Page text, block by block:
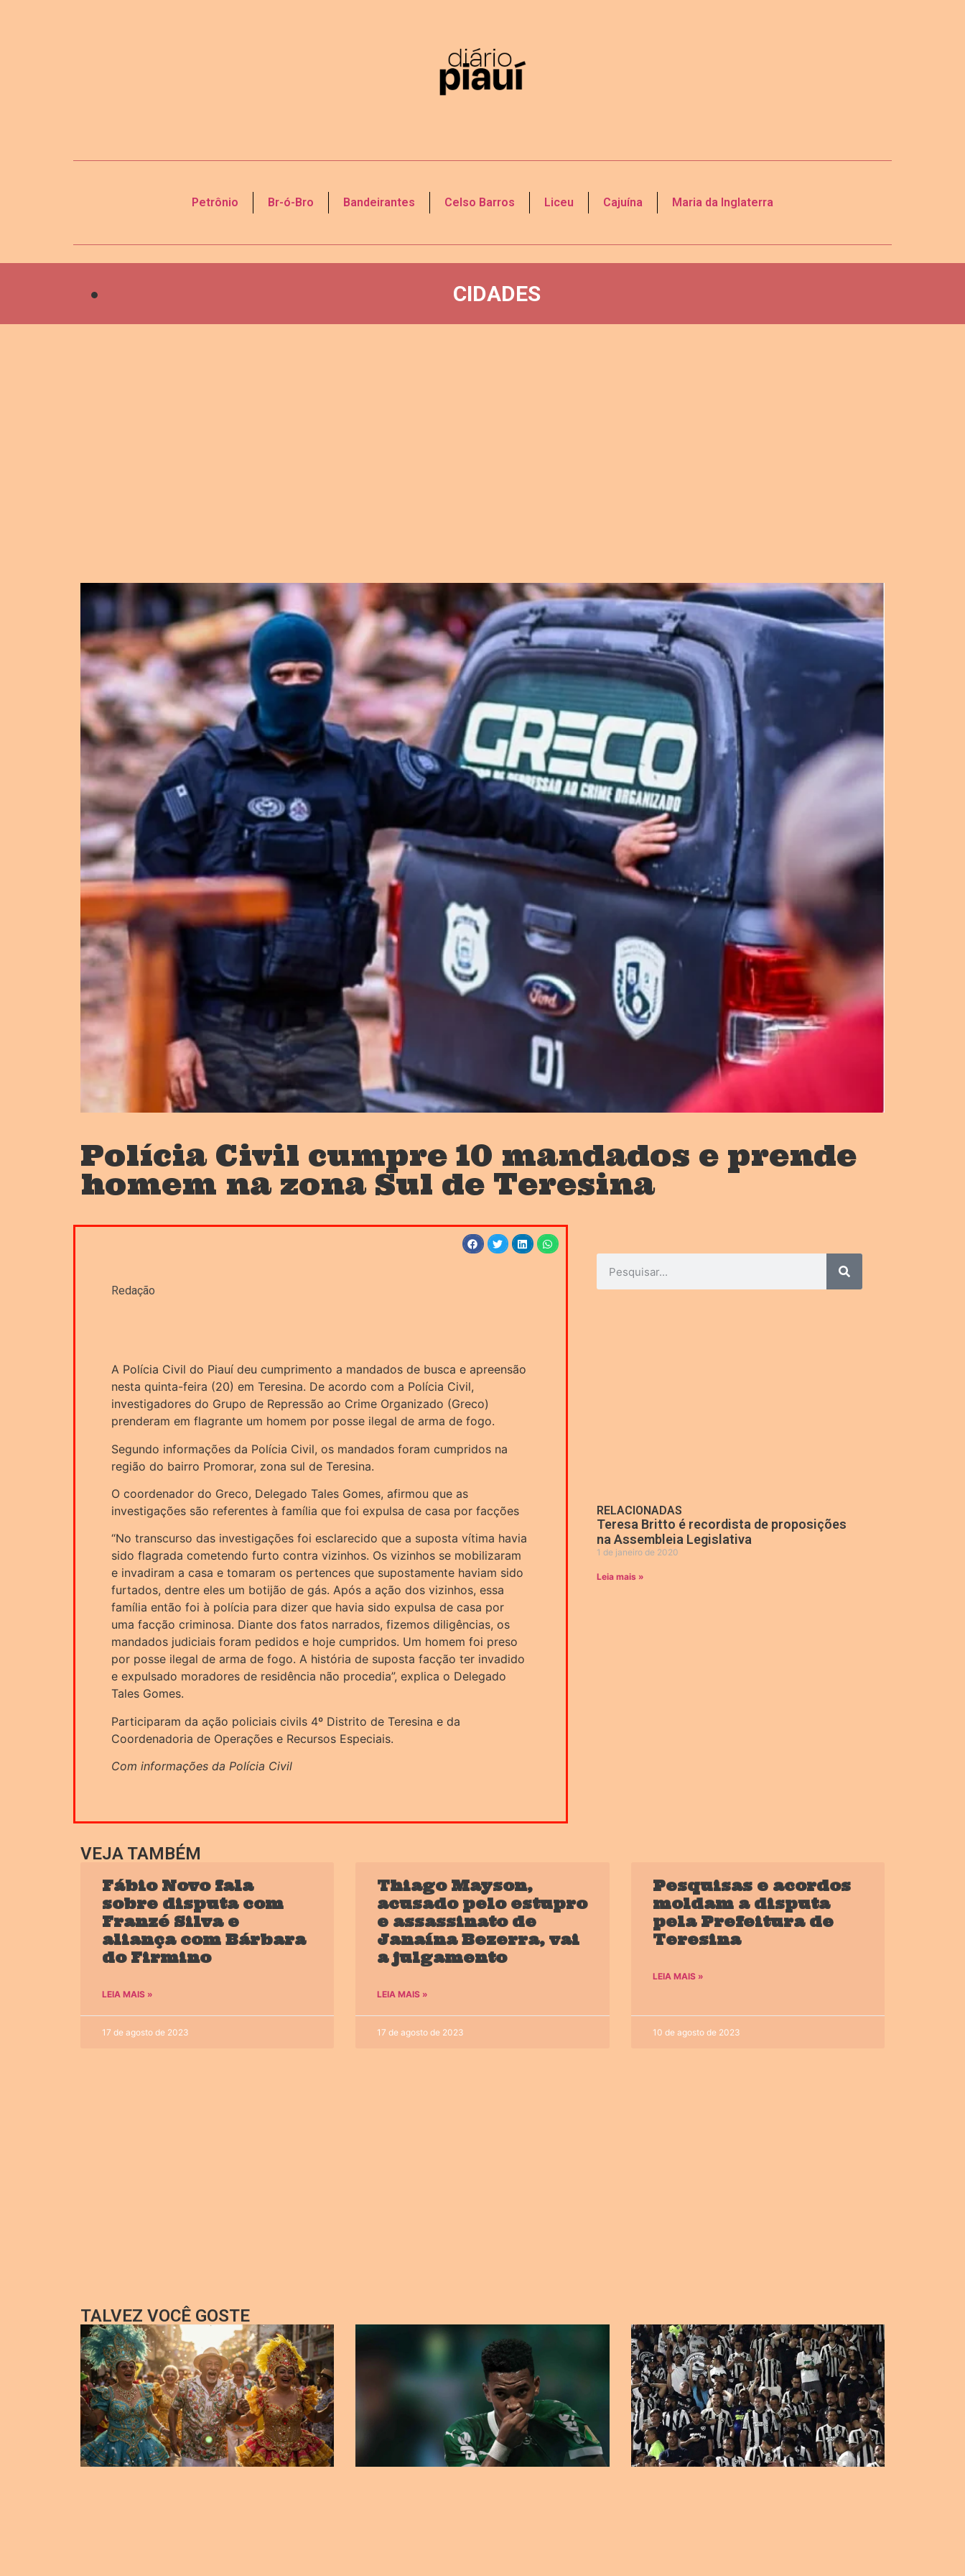
Petrônio Br-ó-Bro Bandeirantes Celso Barros Liceu Cajuína Maria da Inglaterra
CIDADES
Polícia Civil cumpre 10 mandados e prende
homem na zona Sul de Teresina
Redação
A Polícia Civil do Piauí deu cumprimento a mandados de busca e apreensão
nesta quinta-feira (20) em Teresina. De acordo com a Polícia Civil,
investigadores do Grupo de Repressão ao Crime Organizado (Greco)
prenderam em flagrante um homem por posse ilegal de arma de fogo.
Segundo informações da Polícia Civil, os mandados foram cumpridos na
região do bairro Promorar, zona sul de Teresina.
O coordenador do Greco, Delegado Tales Gomes, afirmou que as
investigações são referentes à família que foi expulsa de casa por facções
“No transcurso das investigações foi esclarecido que a suposta vítima havia
sido flagrada cometendo furto contra vizinhos. Os vizinhos se mobilizaram
e invadiram a casa e tomaram os pertences que supostamente haviam sido
furtados, dentre eles um botijão de gás. Após a ação dos vizinhos, essa
família então foi à polícia para dizer que havia sido expulsa de casa por
uma facção criminosa. Diante dos fatos narrados, fizemos diligências, os
mandados judiciais foram pedidos e hoje cumpridos. Um homem foi preso
por posse ilegal de arma de fogo. A história de suposta facção ter invadido
e expulsado moradores de residência não procedia”, explica o Delegado
Tales Gomes.
Participaram da ação policiais civils 4º Distrito de Teresina e da
Coordenadoria de Operações e Recursos Especiais.
Com informações da Polícia Civil
RELACIONADAS
Teresa Britto é recordista de proposições
na Assembleia Legislativa
1 de janeiro de 2020
Leia mais »
VEJA TAMBÉM
Fábio Novo fala
sobre disputa com
Franzé Silva e
aliança com Bárbara
do Firmino
LEIA MAIS »
17 de agosto de 2023
Thiago Mayson,
acusado pelo estupro
e assassinato de
Janaína Bezerra, vai
a julgamento
LEIA MAIS »
17 de agosto de 2023
Pesquisas e acordos
moldam a disputa
pela Prefeitura de
Teresina
LEIA MAIS »
10 de agosto de 2023
TALVEZ VOCÊ GOSTE